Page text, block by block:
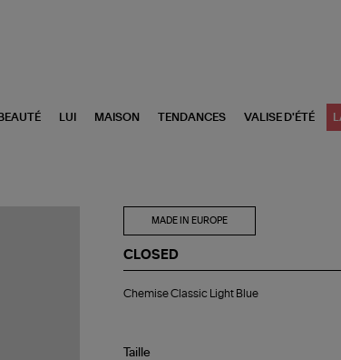
LUI MAISON TENDANCES VALISE D'ÉTÉ
MADE IN EUROPE
CLOSED
Classic
Chemise Classic Light Blue
Taille